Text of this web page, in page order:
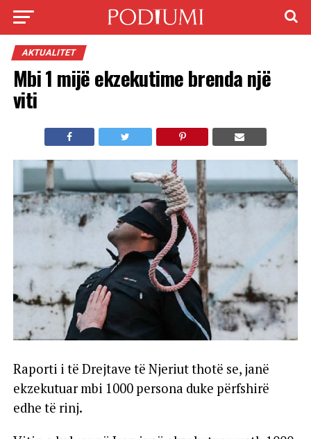
AKTUALITET
Mbi 1 mijë ekzekutime brenda një
viti
Raporti i të Drejtave të Njeriut thotë se, janë
ekzekutuar mbi 1000 persona duke përfshirë
edhe të rinj.